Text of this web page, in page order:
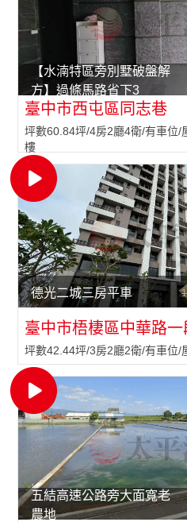
【水湳特區旁別墅破盤解
方】過條馬路省下3
臺中市西屯區同志巷
坪數60.84坪/4房2廳4衛/有車位/
樓
德光二城三房平車
臺中市梧棲區中華路一
坪數42.44坪/3房2廳2衛/有車位/
五結高速公路旁大面寬老
農地